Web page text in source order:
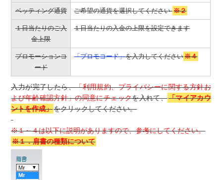
ベッティング通貨 ご希望の通貨を選択してください※２
１日当たりのご入
金上限
１日当たりの入金の上限を設定できます
プロモーションコ
ード
「プロモコード」を入力してください※４
入力が完了したら、「利用規約、プライバシーに関する方針お
よび年齢確認方針」の同意にチェックを入れて、「マイアカウ
ントを作成」をクリックしてください。
※１～４は以下に説明がありますので、参考にしてください。
※１．肩書の種類について